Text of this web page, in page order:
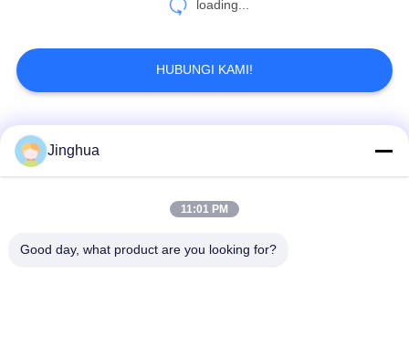
loading...
HUBUNGI KAMI!
Bad Request
Peralatan Pengolah
Jinghua
11:01 PM
Good day, what product are you looking for?